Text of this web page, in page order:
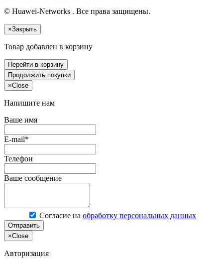
© Huawei-Networks . Все права защищены.
×Закрыть
Товар добавлен в корзину
Перейти в корзину
Продолжить покупки
×Close
Напишите нам
Ваше имя
E-mail*
Телефон
Ваше сообщение
Согласие на обработку персональных данных
Отправить
×Close
Авторизация